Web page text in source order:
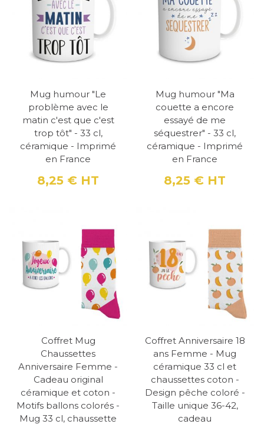
Mug humour "Le
problème avec le
matin c'est que c'est
trop tôt" - 33 cl,
céramique - Imprimé
en France
Prix
8,25 € HT
Mug humour "Ma
couette a encore
essayé de me
séquestrer" - 33 cl,
céramique - Imprimé
en France
Prix
8,25 € HT
Coffret Mug
Chaussettes
Anniversaire Femme -
Cadeau original
céramique et coton -
Motifs ballons colorés -
Mug 33 cl, chaussette
Coffret Anniversaire 18
ans Femme - Mug
céramique 33 cl et
chaussettes coton -
Design pêche coloré -
Taille unique 36-42,
cadeau